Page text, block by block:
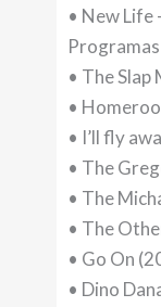
• New Life
• The
•
• I’ll fly
• The
• The
• The
• Go On
• Dino